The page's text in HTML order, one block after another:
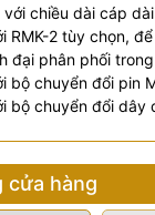
chiều dài cáp dài
RMK-2 tùy chọn,
đại phân phối
bộ chuyển đổi pin
bộ chuyển đổi dây
cửa hàng